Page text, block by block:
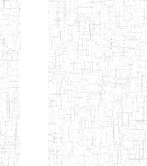
INSTITUTE
CEFED/SPED/
SANTA
PTTC
FULL GOSPEL
BTTC